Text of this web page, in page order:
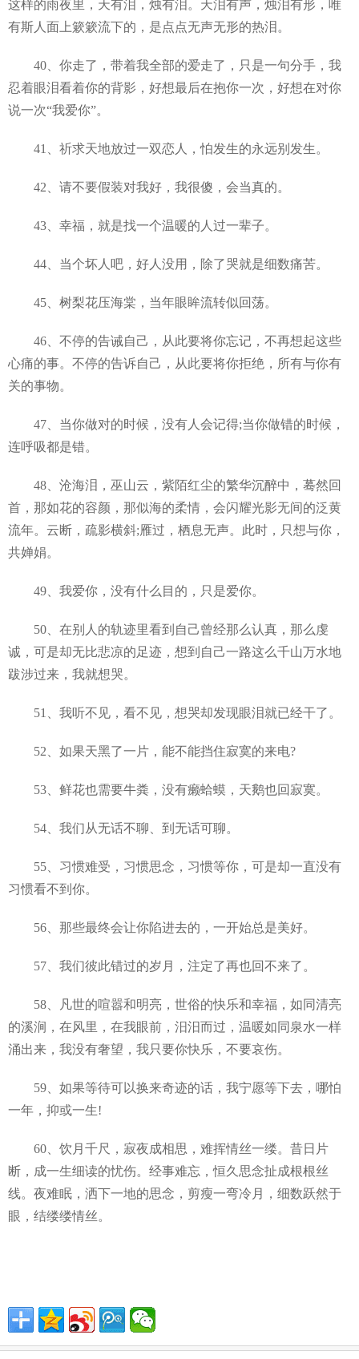
这样的雨夜里，天有泪，烛有泪。天泪有声，烛泪有形，唯
有斯人面上簌簌流下的，是点点无声无形的热泪。
40、你走了，带着我全部的爱走了，只是一句分手，我
忍着眼泪看着你的背影，好想最后在抱你一次，好想在对你
说一次“我爱你”。
41、祈求天地放过一双恋人，怕发生的永远别发生。
42、请不要假装对我好，我很傻，会当真的。
43、幸福，就是找一个温暖的人过一辈子。
44、当个坏人吧，好人没用，除了哭就是细数痛苦。
45、树梨花压海棠，当年眼眸流转似回荡。
46、不停的告诫自己，从此要将你忘记，不再想起这些
心痛的事。不停的告诉自己，从此要将你拒绝，所有与你有
关的事物。
47、当你做对的时候，没有人会记得;当你做错的时候，
连呼吸都是错。
48、沧海泪，巫山云，紫陌红尘的繁华沉醉中，蓦然回
首，那如花的容颜，那似海的柔情，会闪耀光影无间的泛黄
流年。云断，疏影横斜;雁过，栖息无声。此时，只想与你，
共婵娟。
49、我爱你，没有什么目的，只是爱你。
50、在别人的轨迹里看到自己曾经那么认真，那么虔
诚，可是却无比悲凉的足迹，想到自己一路这么千山万水地
跋涉过来，我就想哭。
51、我听不见，看不见，想哭却发现眼泪就已经干了。
52、如果天黑了一片，能不能挡住寂寞的来电?
53、鲜花也需要牛粪，没有癞蛤蟆，天鹅也回寂寞。
54、我们从无话不聊、到无话可聊。
55、习惯难受，习惯思念，习惯等你，可是却一直没有
习惯看不到你。
56、那些最终会让你陷进去的，一开始总是美好。
57、我们彼此错过的岁月，注定了再也回不来了。
58、凡世的喧嚣和明亮，世俗的快乐和幸福，如同清亮
的溪涧，在风里，在我眼前，汨汨而过，温暖如同泉水一样
涌出来，我没有奢望，我只要你快乐，不要哀伤。
59、如果等待可以换来奇迹的话，我宁愿等下去，哪怕
一年，抑或一生!
60、饮月千尺，寂夜成相思，难挥情丝一缕。昔日片
断，成一生细读的忧伤。经事难忘，恒久思念扯成根根丝
线。夜难眠，洒下一地的思念，剪瘦一弯冷月，细数跃然于
眼，结缕缕情丝。